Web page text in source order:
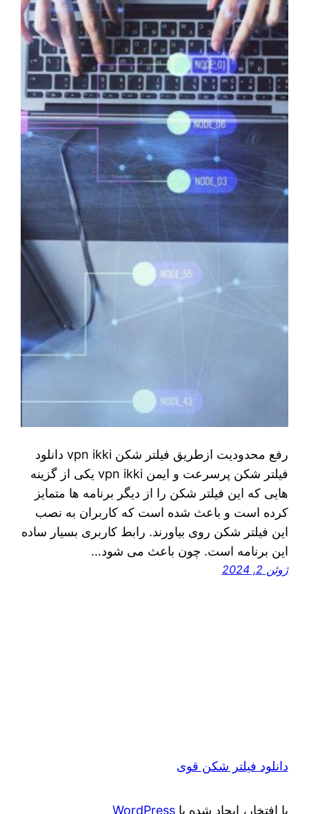
رفع محدودیت ازطریق فیلتر شکن vpn ikki دانلود
فیلتر شکن پرسرعت و ایمن vpn ikki یکی از گزینه‌
هایی که این فیلتر شکن را از دیگر برنامه‌ ها متمایز
کرده است و باعث شده است که کاربران به نصب
این فیلتر شکن روی بیاورند. رابط کاربری بسیار ساده
این برنامه است. چون باعث می‌ شود…
ژوئن 2, 2024
دانلود فیلتر شکن قوی
با افتخار، ایجاد شده باWordPress